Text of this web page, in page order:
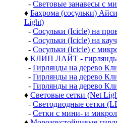
- Световые занавесы с
♦ Бахрома (сосульки)
Light)
- Сосульки (Icicle) на
- Сосульки (Icicle) на
- Сосульки (Icicle) с
♦ КЛИП ЛАЙТ - гирлянды
- Гирлянды на дерево
- Гирлянды на дерево
- Гирлянды на дерево
♦ Световые сетки (Net
- Светодиодные сетки
- Сетки с мини- и